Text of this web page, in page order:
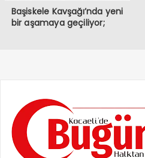
Başiskele Kavşağı’nda yeni
bir aşamaya geçiliyor;